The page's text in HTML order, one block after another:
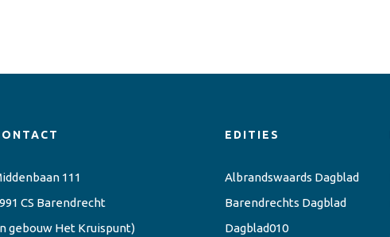
111
CS Barendrecht
gebouw Het Kruispunt)
EDITIES
Albrandswaards Dagblad
Barendrechts Dagblad
Dagblad010